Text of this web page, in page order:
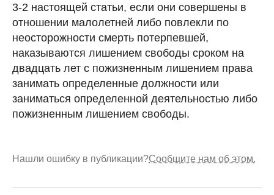
3-2 настоящей статьи, если они совершены в
отношении малолетней либо повлекли по
неосторожности смерть потерпевшей,
наказываются лишением свободы сроком на
двадцать лет с пожизненным лишением права
занимать определенные должности или
заниматься определенной деятельностью либо
пожизненным лишением свободы.
Нашли ошибку в публикации?Сообщите нам об этом.